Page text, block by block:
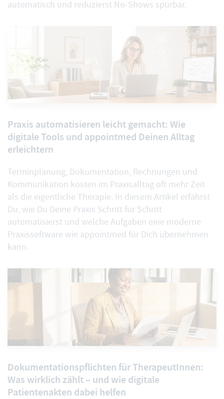
automatisch und reduzierst No-Shows spürbar.
Praxis automatisieren leicht gemacht: Wie
digitale Tools und appointmed Deinen Alltag
erleichtern
Terminplanung, Dokumentation, Rechnungen und
Kommunikation kosten im Praxisalltag oft mehr Zeit
als die eigentliche Therapie. In diesem Artikel erfährst
Du, wie Du Deine Praxis Schritt für Schritt
automatisierst und welche Aufgaben eine moderne
Praxissoftware wie appointmed für Dich übernehmen
kann.
Dokumentationspflichten für TherapeutInnen:
Was wirklich zählt – und wie digitale
Patientenakten dabei helfen